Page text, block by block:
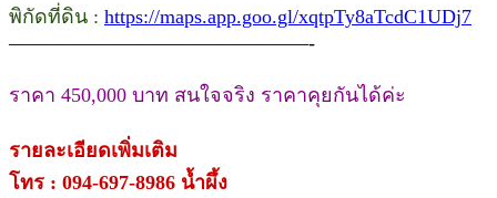
พิกัดที่ดิน : https://maps.app.goo.gl/xqtpTy8aTcdC1UDj7
———————————————-
ราคา 450,000 บาท สนใจจริง ราคาคุยกันได้ค่ะ
รายละเอียดเพิ่มเติม
โทร : 094-697-8986 น้ำผึ้ง